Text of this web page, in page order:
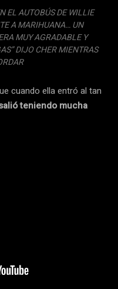
EL AUTOBÚS DE WILLIE
A MARIHUANA… UN
MUY AGRADABLE Y
DIJO CHER MIENTRAS
cuando ella entró al tan
teniendo mucha